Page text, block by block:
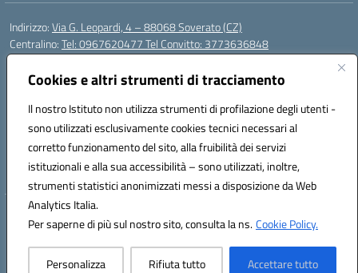
Cookies e altri strumenti di tracciamento
Il nostro Istituto non utilizza strumenti di profilazione degli utenti -
sono utilizzati esclusivamente cookies tecnici necessari al
corretto funzionamento del sito, alla fruibilità dei servizi
istituzionali e alla sua accessibilità – sono utilizzati, inoltre,
strumenti statistici anonimizzati messi a disposizione da Web
Analytics Italia.
Per saperne di più sul nostro sito, consulta la ns.Cookie Policy.
Personalizza Rifiuta tutto Accettare tutto
Indirizzo:Via G. Leopardi, 4 – 88068 Soverato (CZ)
Centralino:Tel: 0967620477 Tel Convitto: 3773636848
Email:
Posta elettronica certificata (PEC):czrh04000q@pec.istruzione.it
Codice fiscale: 84000690796
Codice meccanografico:CZRH04000Q
Codice Indice delle Pubbliche Amministrazioni (IPA): istsc_czrh04000q
Codice unico di fatturazione (CUF): UF9M13
Hosting & Powered by 3D Solution S.r.l.
Concept & Design by Designers Italia